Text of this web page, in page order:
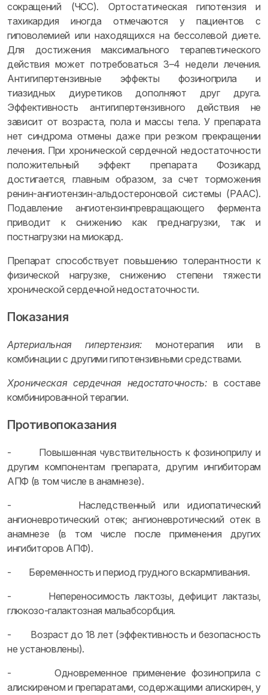
сокращений (ЧСС). Ортостатическая гипотензия и
тахикардия иногда отмечаются у пациентов с
гиповолемией или находящихся на бессолевой диете.
Для достижения максимального терапевтического
действия может потребоваться 3–4 недели лечения.
Антигипертензивные эффекты фозиноприла и
тиазидных диуретиков дополняют друг друга.
Эффективность антигипертензивного действия не
зависит от возраста, пола и массы тела. У препарата
нет синдрома отмены даже при резком прекращении
лечения. При хронической сердечной недостаточности
положительный эффект препарата Фозикард
достигается, главным образом, за счет торможения
ренин-ангиотензин-альдостероновой системы (РААС).
Подавление ангиотензинпревращающего фермента
приводит к снижению как преднагрузки, так и
постнагрузки на миокард.
Препарат способствует повышению толерантности к
физической нагрузке, снижению степени тяжести
хронической сердечной недостаточности.
Показания
Артериальная гипертензия: монотерапия или в
комбинации с другими гипотензивными средствами.
Хроническая сердечная недостаточность: в составе
комбинированной терапии.
Противопоказания
- Повышенная чувствительность к фозиноприлу и
другим компонентам препарата, другим ингибиторам
АПФ (в том числе в анамнезе).
- Наследственный или идиопатический
ангионевротический отек; ангионевротический отек в
анамнезе (в том числе после применения других
ингибиторов АПФ).
- Беременность и период грудного вскармливания.
- Непереносимость лактозы, дефицит лактазы,
глюкозо-галактозная мальабсорбция.
- Возраст до 18 лет (эффективность и безопасность
не установлены).
- Одновременное применение фозиноприла с
алискиреном и препаратами, содержащими алискирен, у